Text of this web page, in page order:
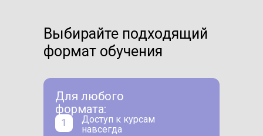
Выбирайте подходящий
формат обучения
Для любого
формата:
Доступ к курсам
навсегда
1